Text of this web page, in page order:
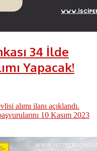
34 İlde
Yapacak!
alımı ilanı açıklandı.
10 Kasım 2023